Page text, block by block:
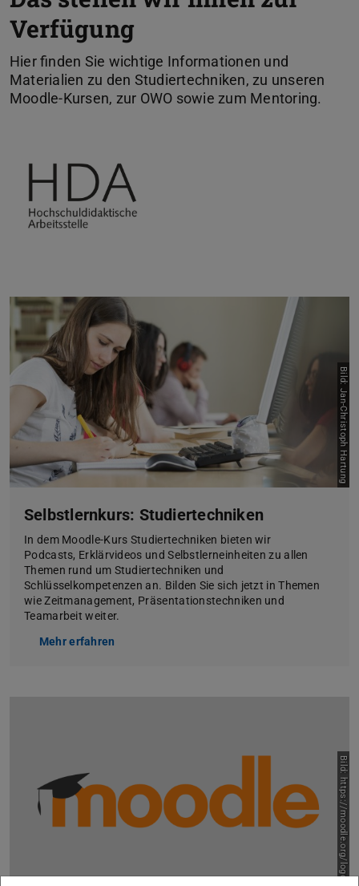
Verfügung
Hier finden Sie wichtige Informationen und
Materialien zu den Studiertechniken, zu unseren
Moodle-Kursen, zur OWO sowie zum Mentoring.
Bild: Jan-Christoph Hartung
Selbstlernkurs: Studiertechniken
In dem Moodle-Kurs Studiertechniken bieten wir
Podcasts, Erklärvideos und Selbstlerneinheiten zu allen
Themen rund um Studiertechniken und
Schlüsselkompetenzen an. Bilden Sie sich jetzt in Themen
wie Zeitmanagement, Präsentationstechniken und
Teamarbeit weiter.
Mehr erfahren
Bild: https://moodle.org/logo/